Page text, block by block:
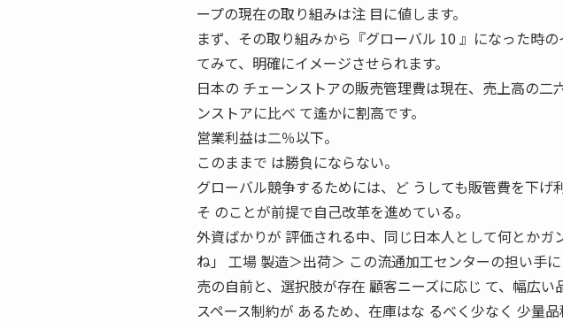
ープの現在の取り組みは注 目に値します。
まず、その取り組みから『グローバル 10 』になった時
てみて、明確にイメージさせられます。
日本の チェーンストアの販売管理費は現在、売上高の二
ンストアに比べ て遙かに割高です。
営業利益は二％以下。
このままで は勝負にならない。
グローバル競争するためには、ど うしても販管費を下げ
そ のことが前提で自己改革を進めている。
外資ばかりが 評価される中、同じ日本人として何とかガ
ね」 工場 製造＞出荷＞ この流通加工センターの担い手
売の自前と、選択肢が存在 顧客ニーズに応じ て、幅広い
スペース制約が あるため、在庫はな るべく少なく 少量